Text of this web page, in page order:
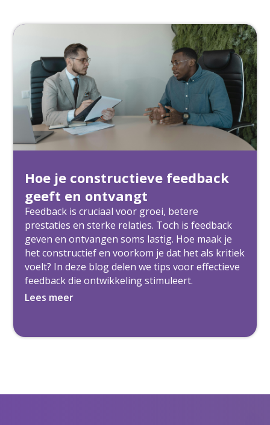
Hoe je constructieve feedback
geeft en ontvangt
Feedback is cruciaal voor groei, betere
prestaties en sterke relaties. Toch is feedback
geven en ontvangen soms lastig. Hoe maak je
het constructief en voorkom je dat het als kritiek
voelt? In deze blog delen we tips voor effectieve
feedback die ontwikkeling stimuleert.
Lees meer